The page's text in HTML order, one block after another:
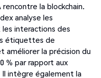
rencontre la blockchain.
analyse les
interactions des
étiquettes de
améliorer la précision du
% par rapport aux
intègre également la